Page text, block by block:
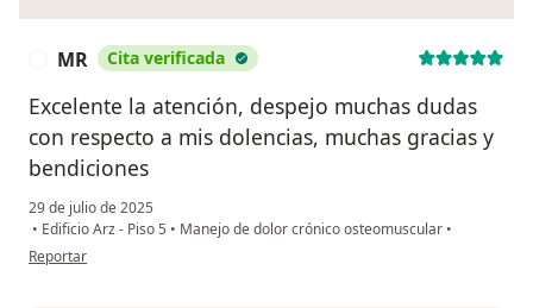
MR Cita verificada
Excelente la atención, despejo muchas dudas
con respecto a mis dolencias, muchas gracias y
bendiciones
29 de julio de 2025
• Edificio Arz - Piso 5 • Manejo de dolor crónico osteomuscular •
en opinión del usuario MR
Reportar